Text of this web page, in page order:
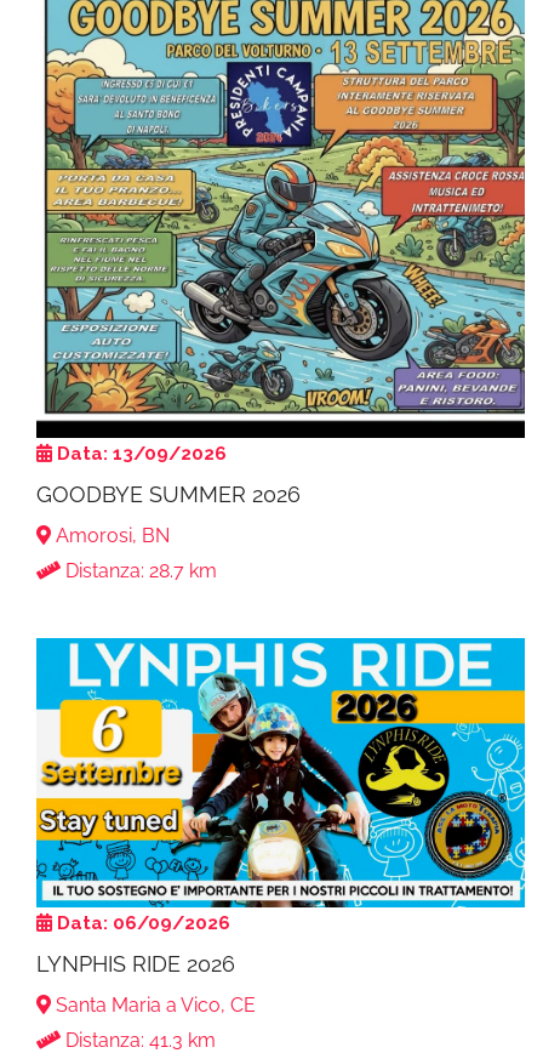
Data: 13/09/2026
GOODBYE SUMMER 2026
Amorosi, BN
Distanza: 28.7 km
Data: 06/09/2026
LYNPHIS RIDE 2026
Santa Maria a Vico, CE
Distanza: 41.3 km